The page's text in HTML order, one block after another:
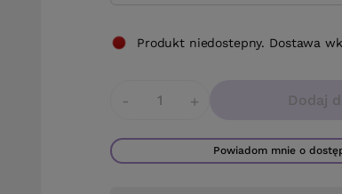
- + Dodaj
Powiadom mnie o
Produkt niedostepny. Dostawa